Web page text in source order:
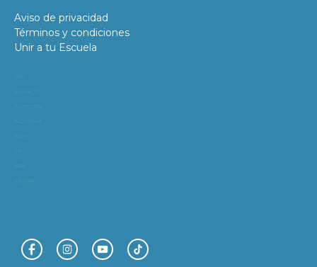
Aviso de privacidad
Términos y condiciones
Unir a tu Escuela